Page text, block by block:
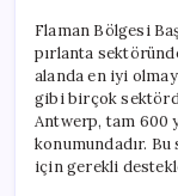
Flaman Bölgesi
pırlanta
alanda en iyi
gibi birçok
Antwerp, tam 600
konumundadır.
için gerekli